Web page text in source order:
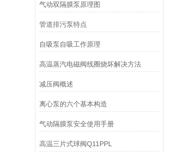
气动双隔膜泵原理图
管道排污泵特点
自吸泵自吸工作原理
高温蒸汽电磁阀线圈烧坏解决方法
减压阀概述
离心泵的六个基本构造
气动隔膜泵安全使用手册
高温三片式球阀Q11PPL